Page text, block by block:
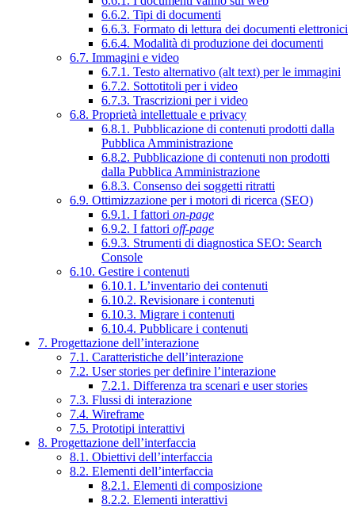
6.6.2. Tipi di documenti
6.6.3. Formato di lettura dei documenti elettronici
6.6.4. Modalità di produzione dei documenti
6.7. Immagini e video
6.7.1. Testo alternativo (alt text) per le immagini
6.7.2. Sottotitoli per i video
6.7.3. Trascrizioni per i video
6.8. Proprietà intellettuale e privacy
6.8.1. Pubblicazione di contenuti prodotti dalla
Pubblica Amministrazione
6.8.2. Pubblicazione di contenuti non prodotti
dalla Pubblica Amministrazione
6.8.3. Consenso dei soggetti ritratti
6.9. Ottimizzazione per i motori di ricerca (SEO)
6.9.1. I fattori on-page
6.9.2. I fattori off-page
6.9.3. Strumenti di diagnostica SEO: Search
Console
6.10. Gestire i contenuti
6.10.1. L’inventario dei contenuti
6.10.2. Revisionare i contenuti
6.10.3. Migrare i contenuti
6.10.4. Pubblicare i contenuti
7. Progettazione dell’interazione
7.1. Caratteristiche dell’interazione
7.2. User stories per definire l’interazione
7.2.1. Differenza tra scenari e user stories
7.3. Flussi di interazione
7.4. Wireframe
7.5. Prototipi interattivi
8. Progettazione dell’interfaccia
8.1. Obiettivi dell’interfaccia
8.2. Elementi dell’interfaccia
8.2.1. Elementi di composizione
8.2.2. Elementi interattivi